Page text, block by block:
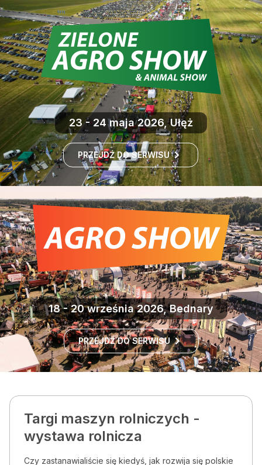
23 - 24 maja 2026, Ułęż
PRZEJDŹ DO SERWISU
18 - 20 września 2026, Bednary
PRZEJDŹ DO SERWISU
Targi maszyn rolniczych -
wystawa rolnicza
Czy zastanawialiście się kiedyś, jak rozwija się polskie